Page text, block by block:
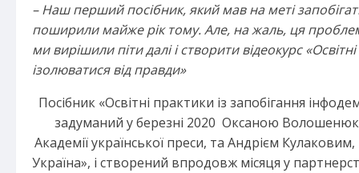
– Наш перший посібник, який мав на меті
поширили майже рік тому. Але, на жаль, ця
ми вирішили піти далі і створити відеокурс
ізолюватися від правди»
Посібник «Освітні практики із запобігання
задуманий у березні 2020 Оксаною
Академії української преси, та Андрієм
Україна», і створений впродовж місяця у